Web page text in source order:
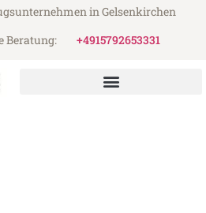
in Gelsenkirchen
Beratung:
+4915792653331